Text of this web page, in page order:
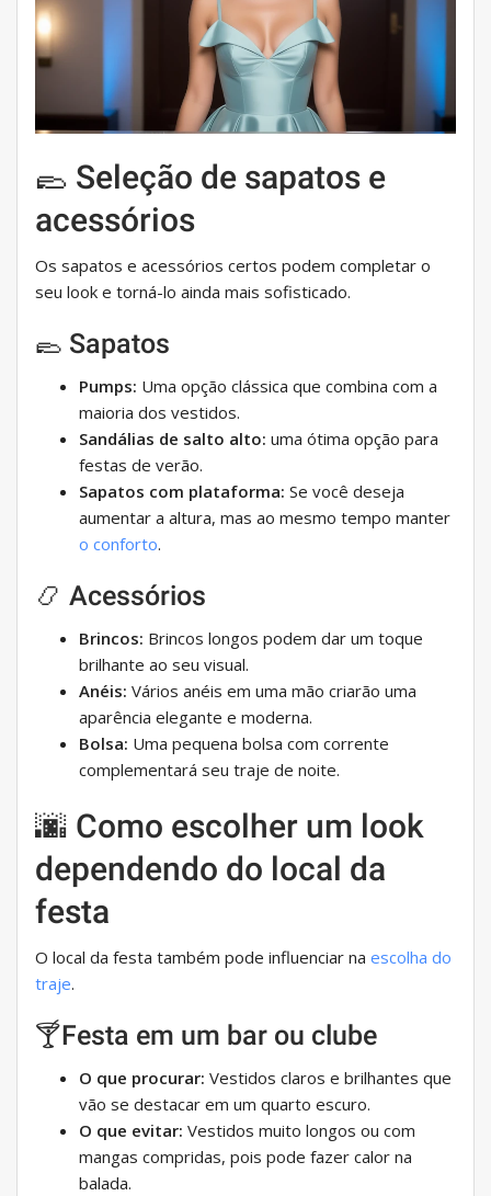
🥿 Seleção de sapatos e
acessórios
Os sapatos e acessórios certos podem completar o
seu look e torná-lo ainda mais sofisticado.
🥿 Sapatos
Pumps: Uma opção clássica que combina com a
maioria dos vestidos.
Sandálias de salto alto: uma ótima opção para
festas de verão.
Sapatos com plataforma: Se você deseja
aumentar a altura, mas ao mesmo tempo manter
o conforto.
📿 Acessórios
Brincos: Brincos longos podem dar um toque
brilhante ao seu visual.
Anéis: Vários anéis em uma mão criarão uma
aparência elegante e moderna.
Bolsa: Uma pequena bolsa com corrente
complementará seu traje de noite.
🌆 Como escolher um look
dependendo do local da
festa
O local da festa também pode influenciar na escolha do
traje.
🍸Festa em um bar ou clube
O que procurar: Vestidos claros e brilhantes que
vão se destacar em um quarto escuro.
O que evitar: Vestidos muito longos ou com
mangas compridas, pois pode fazer calor na
balada.